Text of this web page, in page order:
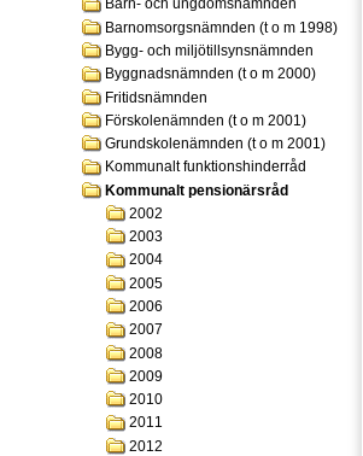
Barn- och ungdomsnämnden
Barnomsorgsnämnden (t o m 1998)
Bygg- och miljötillsynsnämnden
Byggnadsnämnden (t o m 2000)
Fritidsnämnden
Förskolenämnden (t o m 2001)
Grundskolenämnden (t o m 2001)
Kommunalt funktionshinderråd
Kommunalt pensionärsråd
2002
2003
2004
2005
2006
2007
2008
2009
2010
2011
2012